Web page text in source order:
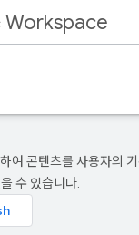
Workspace
여 콘텐츠를 사용자의
수 있습니다.